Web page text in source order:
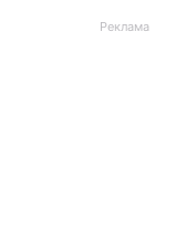
Реклама